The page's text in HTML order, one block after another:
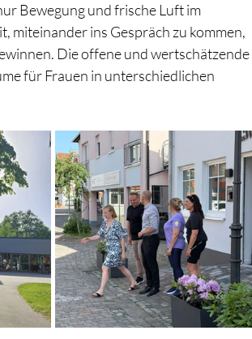
Bewegung und frische Luft im
miteinander ins Gespräch zu kommen,
Die offene und wertschätzende
für Frauen in unterschiedlichen